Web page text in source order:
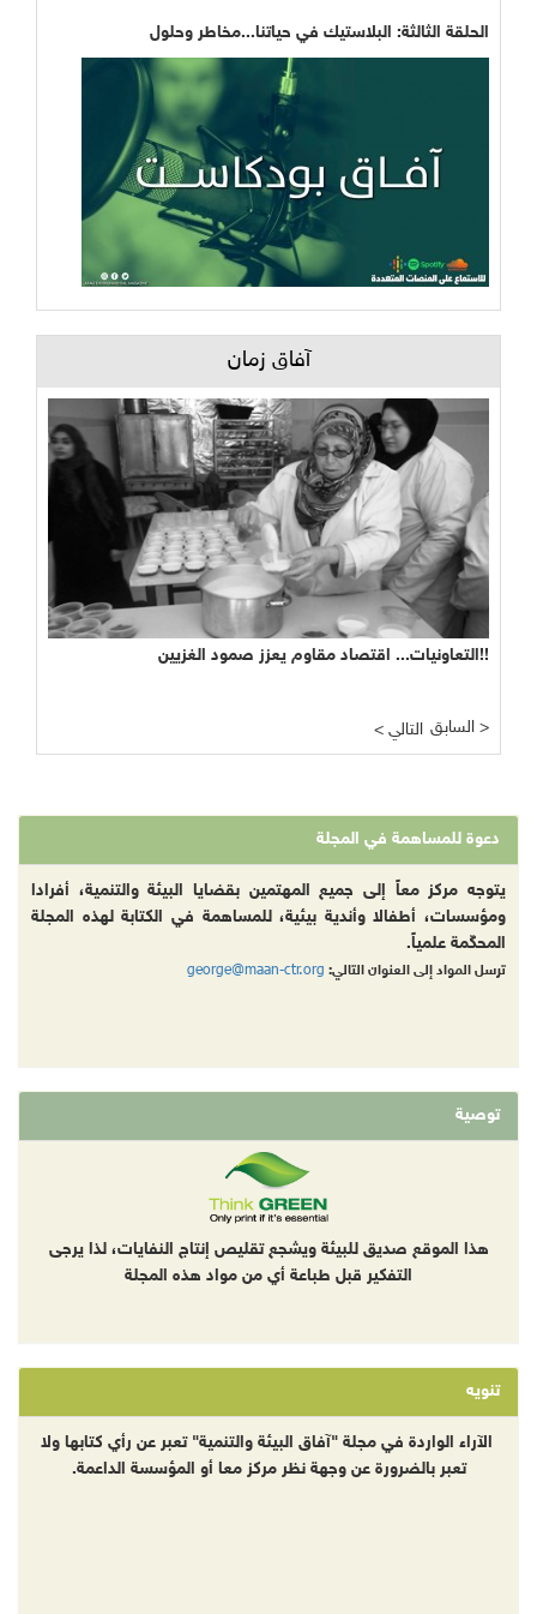
الحلقة الثالثة: البلاستيك في حياتنا...مخاطر وحلول
آفاق زمان
التعاونيات... اقتصاد مقاوم يعزز صمود الغزيين!!
< التالي السابق >
دعوة للمساهمة في المجلة
يتوجه مركز معاً إلى جميع المهتمين بقضايا البيئة والتنمية، أفرادا
ومؤسسات، أطفالا وأندية بيئية، للمساهمة في الكتابة لهذه المجلة
المحكّمة علمياً.
ترسل المواد إلى العنوان التالي: george@maan-ctr.org
توصية
هذا الموقع صديق للبيئة ويشجع تقليص إنتاج النفايات، لذا يرجى
التفكير قبل طباعة أي من مواد هذه المجلة
تنويه
الآراء الواردة في مجلة "آفاق البيئة والتنمية" تعبر عن رأي كتابها ولا
تعبر بالضرورة عن وجهة نظر مركز معا أو المؤسسة الداعمة.